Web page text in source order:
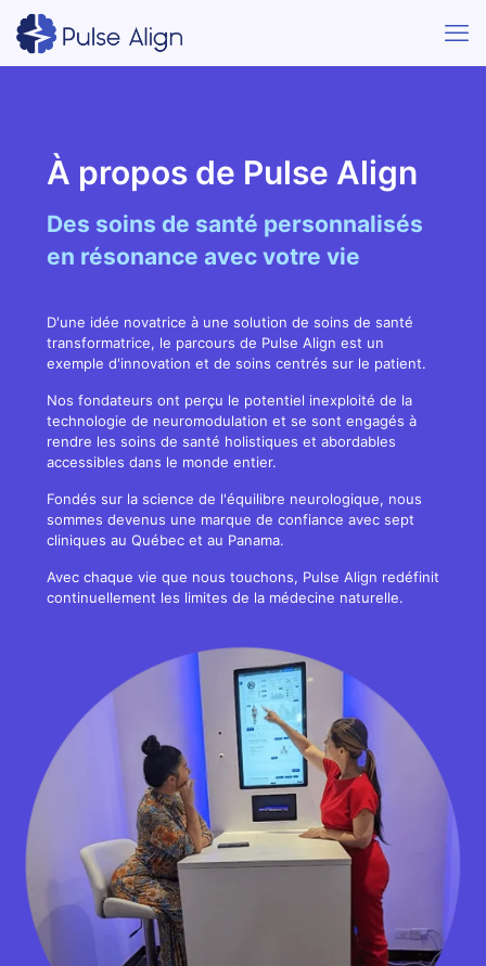
À propos de Pulse Align
Des soins de santé personnalisés
en résonance avec votre vie
D'une idée novatrice à une solution de soins de santé
transformatrice, le parcours de Pulse Align est un
exemple d'innovation et de soins centrés sur le patient.
Nos fondateurs ont perçu le potentiel inexploité de la
technologie de neuromodulation et se sont engagés à
rendre les soins de santé holistiques et abordables
accessibles dans le monde entier.
Fondés sur la science de l'équilibre neurologique, nous
sommes devenus une marque de confiance avec sept
cliniques au Québec et au Panama.
Avec chaque vie que nous touchons, Pulse Align redéfinit
continuellement les limites de la médecine naturelle.